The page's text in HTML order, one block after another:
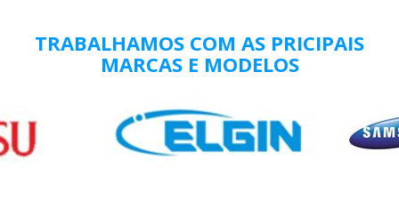
TRABALHAMOS COM AS PRICIPAIS
MARCAS E MODELOS